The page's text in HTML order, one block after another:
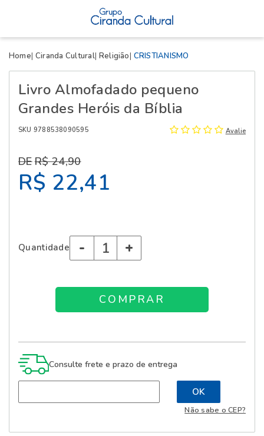
Home Ciranda Cultural Religião CRISTIANISMO
Livro Almofadado pequeno
Grandes Heróis da Bíblia
SKU 9788538090595 Avalie
R$ 24,90
R$ 22,41
Quantidade - +
Consulte frete e prazo de entrega
Não sabe o CEP?